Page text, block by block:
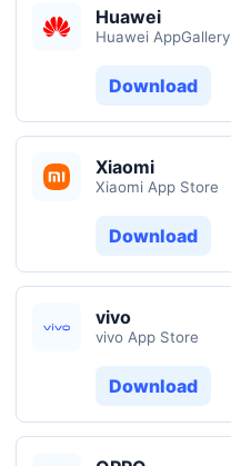
Huawei
Huawei AppGallery
Download
Xiaomi
Xiaomi App Store
Download
vivo
vivo App Store
Download